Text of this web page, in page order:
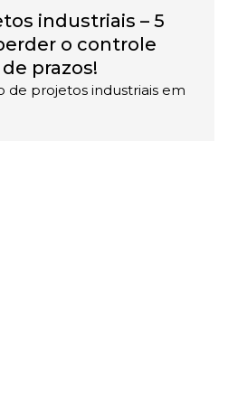
industriais – 5
o controle
prazos!
de projetos industriais em